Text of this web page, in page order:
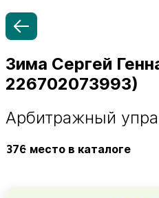
Зима Сергей
226702073993)
Арбитражный
376 место в каталоге